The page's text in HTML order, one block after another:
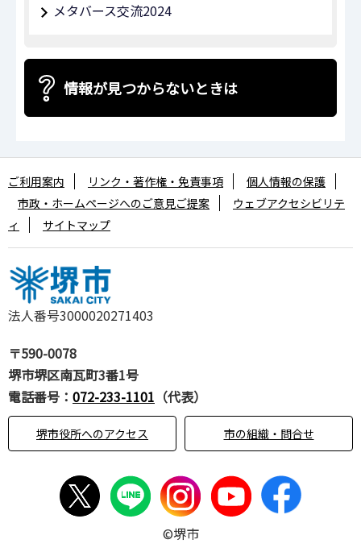
メタバース交流2024
情報が見つからないときは
法人番号3000020271403
〒590-0078
堺市堺区南瓦町3番1号
電話番号： 072-233-1101 （代表）
堺市役所へのアクセス 市の組織・問合せ
ご利用案内 リンク・著作権・免責事項
個人情報の保護
市政・ホームページへのご意見ご提案
ウェブアクセシビリテ
ィ
サイトマップ
©堺市